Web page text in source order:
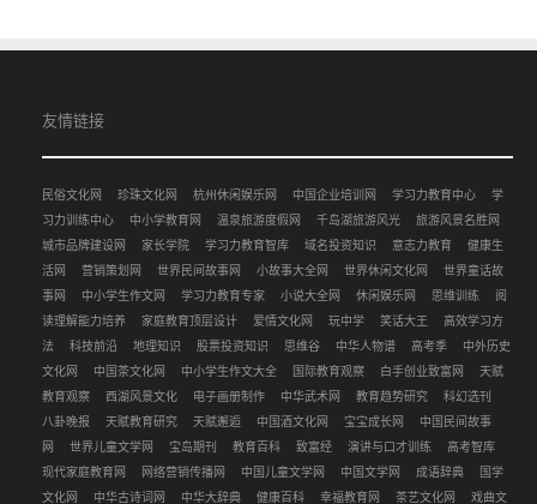
友情链接
民俗文化网 珍珠文化网 杭州休闲娱乐网 中国企业培训网 学习力教育中心
学
习力训练中心
中小学教育网 温泉旅游度假网 千岛湖旅游风光
旅游风景名胜网
城市品牌建设网
家长学院 学习力教育智库 域名投资知识 意志力教育
健康生
活网
营销策划网 世界民间故事网 小故事大全网 世界休闲文化网
世界童话故
事网
中小学生作文网 学习力教育专家 小说大全网 休闲娱乐网 思维训练
阅
读理解能力培养
家庭教育顶层设计 爱情文化网 玩中学 笑话大王
高效学习方
法
科技前沿 地理知识 股票投资知识 思维谷 中华人物谱 高考季
中外历史
文化网
中国茶文化网 中小学生作文大全 国际教育观察 白手创业致富网
天赋
教育观察
西湖风景文化 电子画册制作 中华武术网 教育趋势研究
科幻选刊
八卦晚报
天赋教育研究 天赋邂逅 中国酒文化网 宝宝成长网
中国民间故事
网
世界儿童文学网 宝岛期刊 教育百科 致富经 演讲与口才训练
高考智库
现代家庭教育网
网络营销传播网 中国儿童文学网 中国文学网 成语辞典
国学
文化网
中华古诗词网 中华大辞典 健康百科 幸福教育网 茶艺文化网 戏曲文